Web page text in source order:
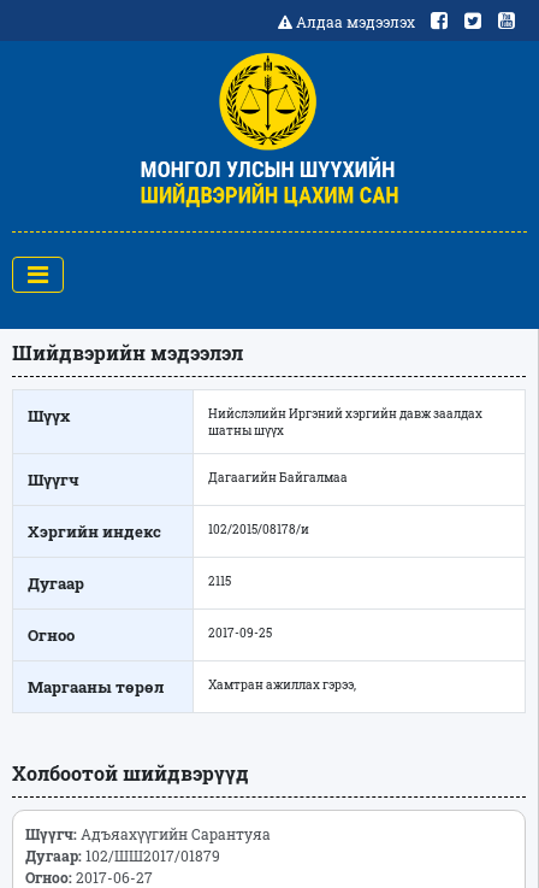
Алдаа мэдээлэх
Шийдвэрийн мэдээлэл
Шүүх
Нийслэлийн Иргэний хэргийн давж заалдах
шатны шүүх
Шүүгч Дагаагийн Байгалмаа
Хэргийн индекс 102/2015/08178/и
Дугаар 2115
Огноо 2017-09-25
Маргааны төрөл Хамтран ажиллах гэрээ,
Холбоотой шийдвэрүүд
Шүүгч: Адъяахүүгийн Сарантуяа
Дугаар:102/ШШ2017/01879
Огноо:2017-06-27